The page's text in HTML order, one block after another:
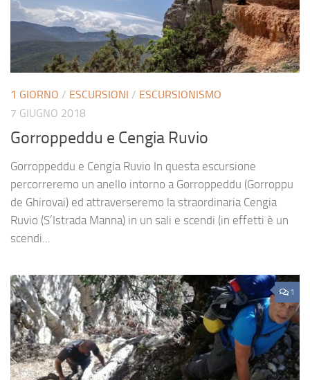
1 GIORNO / ESCURSIONI / ESCURSIONISMO
7 GIUGNO 2018
Gorroppeddu e Cengia Ruvio
Gorroppeddu e Cengia Ruvio In questa escursione
percorreremo un anello intorno a Gorroppeddu (Gorroppu
de Ghirovai) ed attraverseremo la straordinaria Cengia
Ruvio (S’Istrada Manna) in un sali e scendi (in effetti è un
scendi...
1